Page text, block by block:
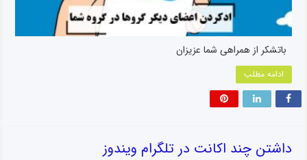
باتشکر از همراهی شما عزیزان
ادامه مطلب
داشتن چند اکانت در تلگرام ویندوز